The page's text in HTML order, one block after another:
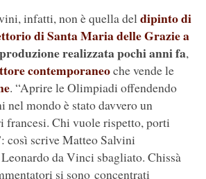
infatti, non è quella deldipinto di
di Santa Maria delle Grazie a
realizzata pochi anni fa,
contemporaneoche vende le
. “Aprire le Olimpiadi offendendo
mondo è stato davvero un
francesi. Chi vuole rispetto, porti
così scrive Matteo Salvini
da Vinci sbagliato. Chissà
si sono concentrati